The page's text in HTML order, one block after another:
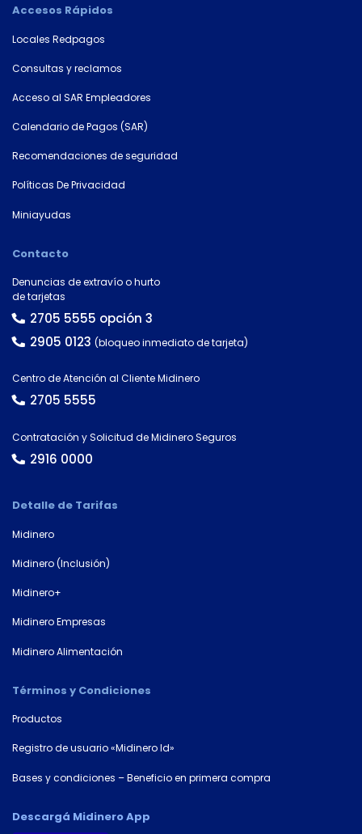
Accesos Rápidos
Locales Redpagos
Consultas y reclamos
Acceso al SAR Empleadores
Calendario de Pagos (SAR)
Recomendaciones de seguridad
Políticas De Privacidad
Miniayudas
Contacto
Denuncias de extravío o hurto
de tarjetas
2705 5555 opción 3
2905 0123 (bloqueo inmediato de tarjeta)
Centro de Atención al Cliente Midinero
2705 5555
Contratación y Solicitud de Midinero Seguros
2916 0000
Detalle de Tarifas
Midinero
Midinero (Inclusión)
Midinero+
Midinero Empresas
Midinero Alimentación
Términos y Condiciones
Productos
Registro de usuario «Midinero Id»
Bases y condiciones – Beneficio en primera compra
Descargá Midinero App